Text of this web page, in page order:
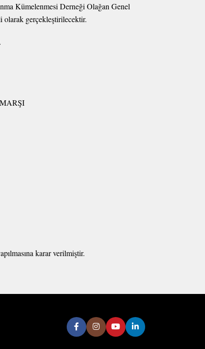
Kümelenmesi Derneği Olağan Genel
olarak gerçekleştirilecektir.
karar verilmiştir.